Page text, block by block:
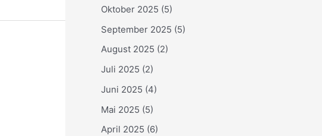
Oktober 2025 (5)
September 2025 (5)
August 2025 (2)
Juli 2025 (2)
Juni 2025 (4)
Mai 2025 (5)
April 2025 (6)